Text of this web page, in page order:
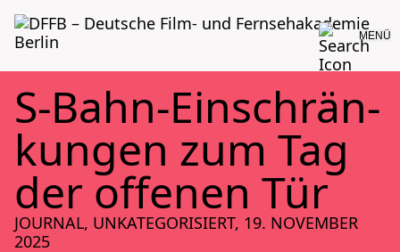
MENÜ
S‑Bahn-Ein­­schrän­­
kun­­gen zum Tag
der offe­nen Tür
JOURNAL, UNKATEGORISIERT, 19. NOVEMBER
2025